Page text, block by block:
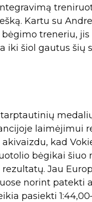
Kartu su
treneriu, jis
iki šiol gautus šių
laimėjimui
kad
bėgikai šiuo
Jau
norint patekti
pasiekti